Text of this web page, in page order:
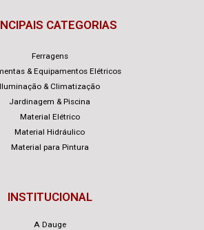
CATEGORIAS
Ferragens
& Equipamentos Elétricos
Iluminação & Climatização
Jardinagem & Piscina
Material Elétrico
Material Hidráulico
Material para Pintura
INSTITUCIONAL
A Dauge